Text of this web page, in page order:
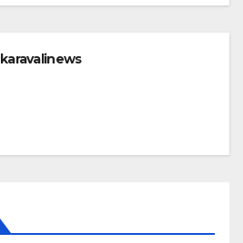
karavalinews